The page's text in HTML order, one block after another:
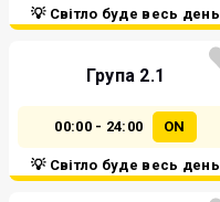
💡 Світло буде весь день
Група 2.1
00:00 - 24:00 ON
💡 Світло буде весь день